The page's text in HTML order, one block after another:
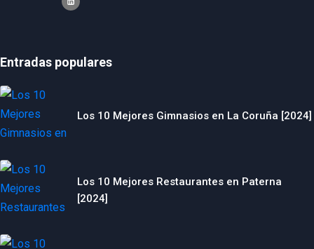
Entradas populares
Los 10 Mejores Gimnasios en La Coruña [2024]
Los 10 Mejores Restaurantes en Paterna
[2024]